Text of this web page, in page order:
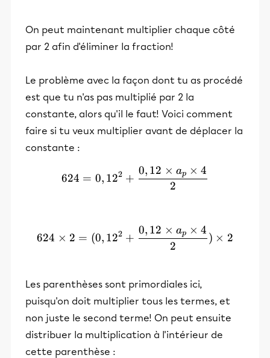
On peut maintenant multiplier chaque côté
par 2 afin d'éliminer la fraction!
Le problème avec la façon dont tu as procédé
est que tu n'as pas multiplié par 2 la
constante, alors qu'il le faut! Voici comment
faire si tu veux multiplier avant de déplacer la
constante :
624 = 0,12² +
624 = 0, 122 +
2
0, 12 × ap × 4
624 \times 2 = (0,12² +
624 × 2 = (0, 122 +
2
0, 12 × ap × 4
) × 2
Les parenthèses sont primordiales ici,
puisqu'on doit multiplier tous les termes, et
non juste le second terme! On peut ensuite
distribuer la multiplication à l'intérieur de
cette parenthèse :